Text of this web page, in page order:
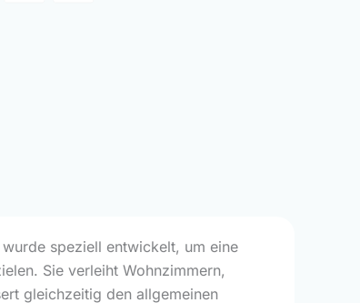
speziell entwickelt, um eine
Sie verleiht Wohnzimmern,
gleichzeitig den allgemeinen